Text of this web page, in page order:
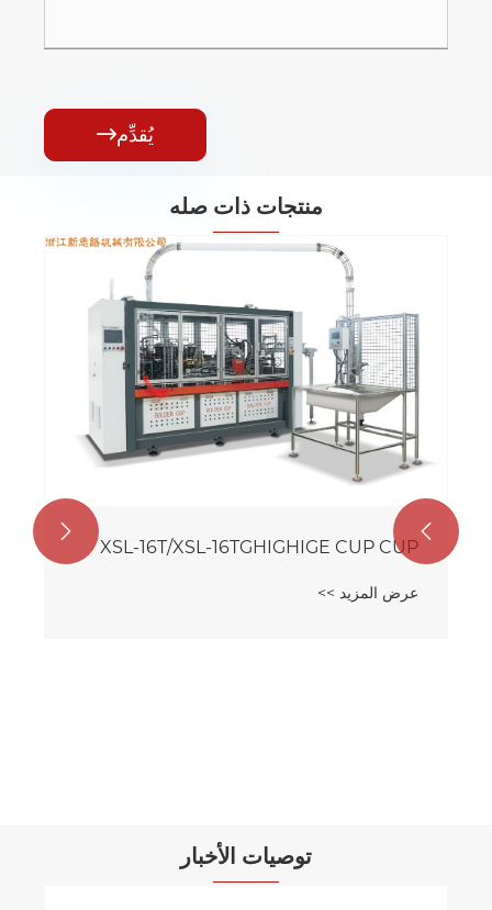
يُقدِّم
منتجات ذات صله
XSL-16T/XSL-16TGHIGHIGE CUP CUP
عرض المزيد >>


توصيات الأخبار